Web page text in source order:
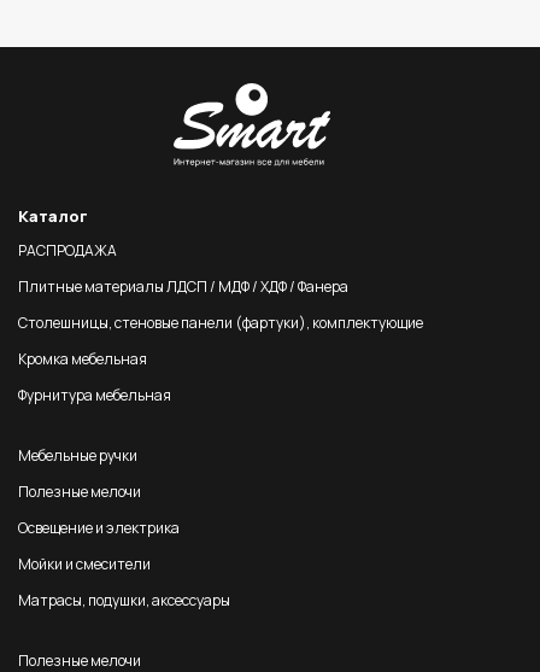
Каталог
РАСПРОДАЖА
Плитные материалы ЛДСП / МДФ / ХДФ / Фанера
Столешницы, стеновые панели (фартуки), комплектующие
Кромка мебельная
Фурнитура мебельная
Мебельные ручки
Полезные мелочи
Освещение и электрика
Мойки и смесители
Матрасы, подушки, аксессуары
Полезные мелочи